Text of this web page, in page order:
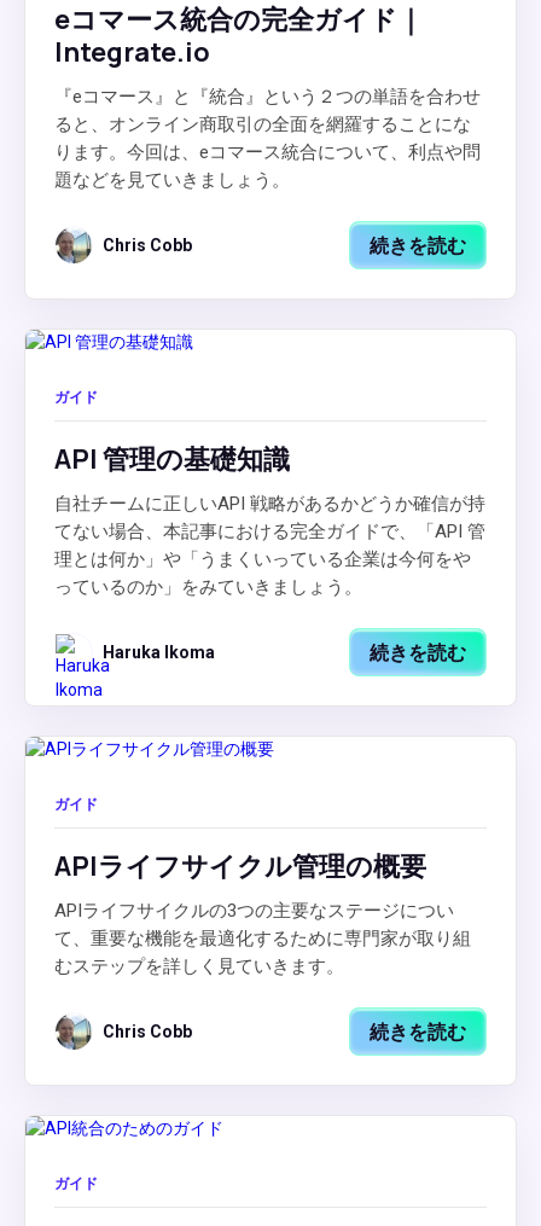
eコマース統合の完全ガイド｜
Integrate.io
『eコマース』と『統合』という２つの単語を合わせ
ると、オンライン商取引の全面を網羅することにな
ります。今回は、eコマース統合について、利点や問
題などを見ていきましょう。
Chris Cobb 続きを読む
ガイド
API 管理の基礎知識
自社チームに正しいAPI 戦略があるかどうか確信が持
てない場合、本記事における完全ガイドで、「API 管
理とは何か」や「うまくいっている企業は今何をや
っているのか」をみていきましょう。
Haruka Ikoma 続きを読む
ガイド
APIライフサイクル管理の概要
APIライフサイクルの3つの主要なステージについ
て、重要な機能を最適化するために専門家が取り組
むステップを詳しく見ていきます。
Chris Cobb 続きを読む
ガイド